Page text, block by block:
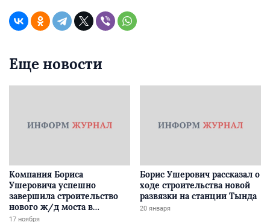
Еще новости
Компания Бориса
Ушеровича успешно
завершила строительство
нового ж/д моста в
Забайкалье
17 ноября
Борис Ушерович рассказал о
ходе строительства новой
развязки на станции Тында
20 января